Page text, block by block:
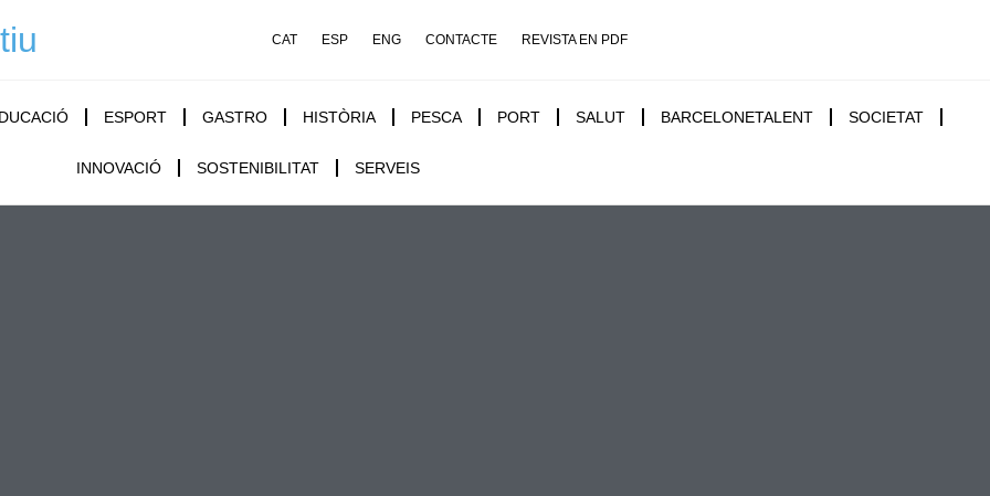
CAT ESP ENG CONTACTE REVISTA EN PDF
ESPORT GASTRO HISTÒRIA PESCA PORT SALUT BARCELONETALENT SOCIETAT
INNOVACIÓ SOSTENIBILITAT SERVEIS